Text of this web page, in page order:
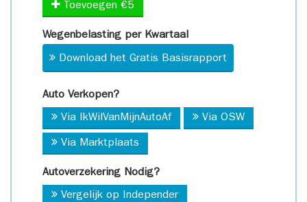
Toevoegen €5
Wegenbelasting per Kwartaal
Download het Gratis Basisrapport
Auto Verkopen?
Via IkWilVanMijnAutoAf Via OSW
Via Marktplaats
Autoverzekering Nodig?
Vergelijk op Independer